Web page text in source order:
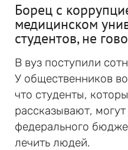
Борец с
медицинском
студентов, не
В вуз поступили
У общественников
что студенты,
рассказывают, могут
федерального
лечить людей.